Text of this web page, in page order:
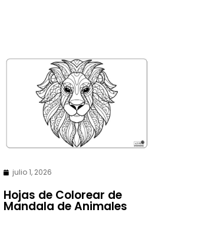
julio 1, 2026
Hojas de Colorear de
Mandala de Animales